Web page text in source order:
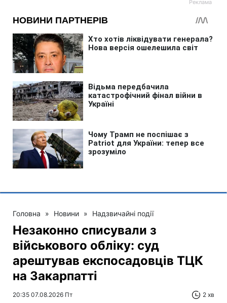
Головна » Новини » Надзвичайні події
Незаконно списували з
військового обліку: суд
арештував експосадовців ТЦК
на Закарпатті
20:35 07.08.2026 Пт 2 хв